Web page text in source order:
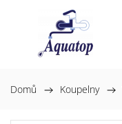
Domů / Koupelny /